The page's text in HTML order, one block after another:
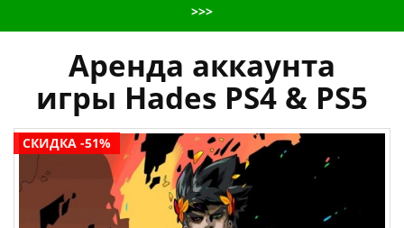
>>>
Аренда аккаунта
игры Hades PS4 & PS5
СКИДКА -51%